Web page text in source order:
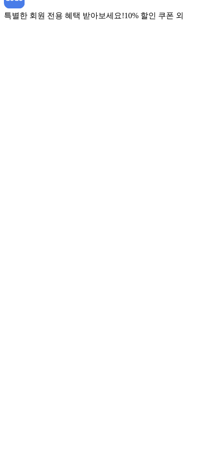
특별한 회원 전용 혜택 받아보세요!10% 할인 쿠폰 외